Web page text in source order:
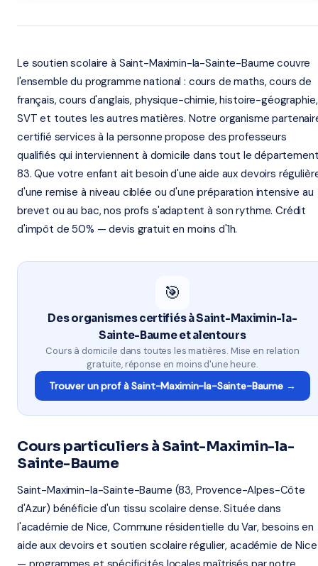
Le soutien scolaire à Saint-Maximin-la-Sainte-Baume couvre
l'ensemble du programme national : cours de maths, cours de
français, cours d'anglais, physique-chimie, histoire-géographie,
SVT et toutes les autres matières. Notre organisme
certifié services à la personne propose des professeurs
qualifiés qui interviennent à domicile dans tout le
83. Que votre enfant ait besoin d'une aide aux devoirs
d'une remise à niveau ciblée ou d'une préparation intensive au
brevet ou au bac, nos profs s'adaptent à son rythme. Crédit
d'impôt de 50% — devis gratuit en moins d'1h.
🎯
Des organismes certifiés à Saint-Maximin-la-
Sainte-Baume et alentours
Cours à domicile dans toutes les matières. Mise en relation
gratuite, réponse en moins d'une heure.
Trouver un prof à Saint-Maximin-la-Sainte-Baume →
Cours particuliers à Saint-Maximin-la-
Sainte-Baume
Saint-Maximin-la-Sainte-Baume (83, Provence-Alpes-Côte
d'Azur) bénéficie d'un tissu scolaire dense. Située dans
l'académie de Nice, Commune résidentielle du Var, besoins en
aide aux devoirs et soutien scolaire régulier, académie de Nice